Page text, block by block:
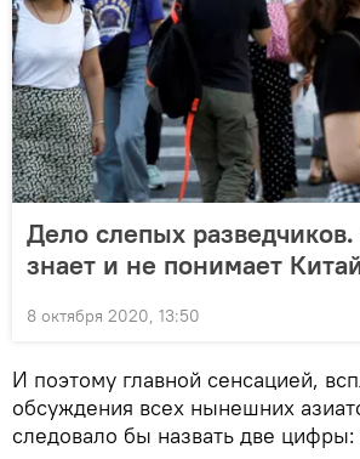
Дело слепых
знает и не понимает
8 октября 2020, 13:50
И поэтому главной сенсацией,
обсуждения всех нынешних
следовало бы назвать две